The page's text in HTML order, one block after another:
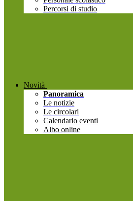
Percorsi di studio
Novità
Panoramica
Le notizie
Le circolari
Calendario eventi
Albo online